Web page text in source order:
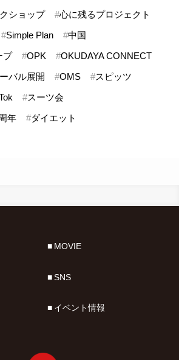
ショップ #心に残るプロジェクト
#Simple Plan #中国
プ #OPK #OKUDAYA CONNECT
バル展開 #OMS #スピッツ
#スーツ会
年 #ダイエット
MOVIE
SNS
イベント情報